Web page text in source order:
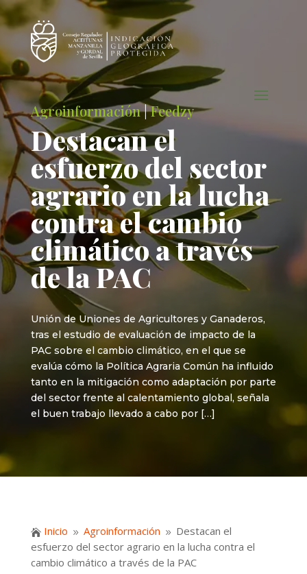
Agroinformación|Feedzy
Destacan el
esfuerzo del sector
agrario en la lucha
contra el cambio
climático a través
de la PAC
Unión de Uniones de Agricultores y Ganaderos,
tras el estudio de evaluación de impacto de la
PAC sobre el cambio climático, en el que se
evalúa cómo la Política Agraria Común ha influido
tanto en la mitigación como adaptación por parte
del sector frente al calentamiento global, señala
el buen trabajo llevado a cabo por […]
 Inicio 9 Agroinformación 9 Destacan el
esfuerzo del sector agrario en la lucha contra el
cambio climático a través de la PAC